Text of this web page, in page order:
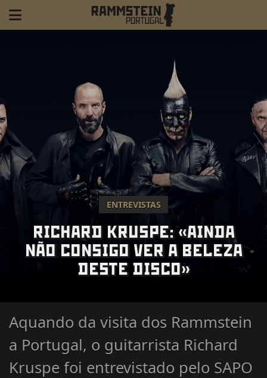
ENTREVISTAS
RICHARD KRUSPE: «AINDA
NÃO CONSIGO VER A BELEZA
DESTE DISCO»
Aquando da visita dos Rammstein
a Portugal, o guitarrista Richard
Kruspe foi entrevistado pelo SAPO